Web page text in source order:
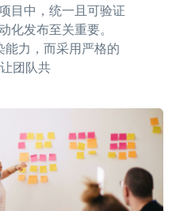
目中，统一且可验证
化发布至关重要。
力，而采用严格的
团队共